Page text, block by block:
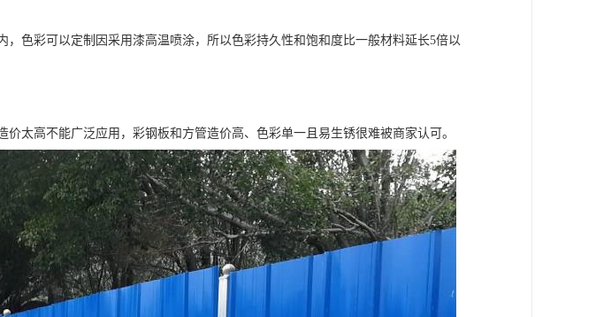
，色彩可以定制因采用漆高温喷涂，所以色彩持久性和饱和度比一般材料延长5倍以
太高不能广泛应用，彩钢板和方管造价高、色彩单一且易生锈很难被商家认可。